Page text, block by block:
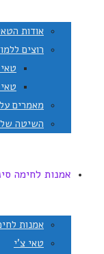
אודות
רוצים
מאמרים
השיטה
אמנות לחימה
אמנות
טאי צ'י